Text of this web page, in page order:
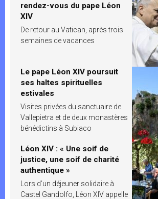
rendez-vous du pape Léon
XIV
De retour au Vatican, après trois
semaines de vacances
Le pape Léon XIV poursuit
ses haltes spirituelles
estivales
Visites privées du sanctuaire de
Vallepietra et de deux monastères
bénédictins à Subiaco
Léon XIV : « Une soif de
justice, une soif de charité
authentique »
Lors d’un déjeuner solidaire à
Castel Gandolfo, Léon XIV appelle